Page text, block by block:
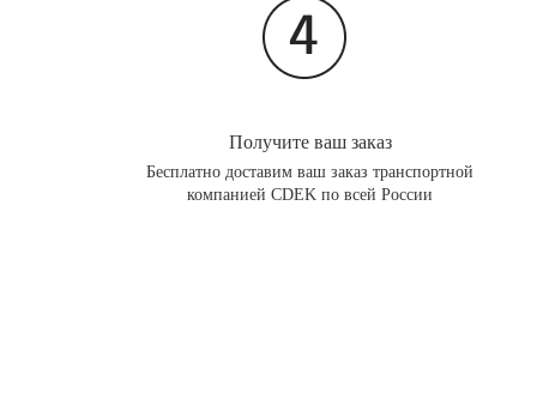
Получите ваш заказ
Бесплатно доставим ваш заказ транспортной
компанией CDEK по всей России